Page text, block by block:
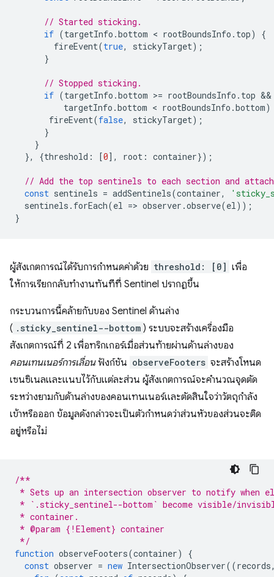
// Started sticking.
if (targetInfo .bottom < rootBoundsInfo . top)
{
fireEvent(true, stickyTarget);
}
// Stopped sticking.
if (targetInfo .bottom >= rootBoundsInfo . top
targetInfo .bottom < rootBoundsInfo .bottom)
fireEvent(false, stickyTarget);
}
}
},
{threshold : [0], root : container});
// Add the top sentinels to each section and
const sentinels = addSentinels(container,
sentinels . forEach(el => observer .observe(el ));
}
ผู้สังเกตการณ์ได้รับการกําหนดค่าด้วย threshold: [0] เพื่อ
ให้การเรียกกลับทํางานทันทีที่ Sentinel ปรากฏขึ้น
กระบวนการนี้คล้ายกับของ Sentinel ด้านล่าง
( .sticky_sentinel--bottom ) ระบบจะสร้างเครื่องมือ
สังเกตการณ์ที่ 2 เพื่อทริกเกอร์เมื่อส่วนท้ายผ่านด้านล่างของ
คอนเทนเนอร์การเลื่อนฟังก์ชัน observeFooters จะสร้างโหนด
เซนซิเนลและแนบไว้กับแต่ละส่วน ผู้สังเกตการณ์จะคํานวณจุดตัด
ระหว่างยามกับด้านล่างของคอนเทนเนอร์และตัดสินใจว่าวัตถุกำลัง
เข้าหรือออก ข้อมูลดังกล่าวจะเป็นตัวกำหนดว่าส่วนหัวของส่วนจะติด
อยู่หรือไม่
/**
* Sets up an intersection observer to notify when
* `.sticky_sentinel--bottom` become visible/
* container.
* @param {!Element} container
*/
function observeFooters(container)
{
const observer = new IntersectionObserver((records